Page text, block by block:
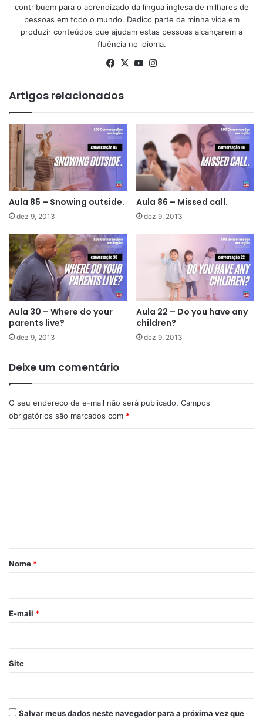
contribuem para o aprendizado da língua inglesa de milhares de
pessoas em todo o mundo. Dedico parte da minha vida em
produzir conteúdos que ajudam estas pessoas alcançarem a
fluência no idioma.
Facebook
X YouTube
Artigos relacionados
Aula 85 – Snowing outside.
dez 9, 2013
Aula 86 – Missed call.
dez 9, 2013
Aula 30 – Where do your
parents live?
dez 9, 2013
Aula 22 – Do you have any
children?
dez 9, 2013
Deixe um comentário
O seu endereço de e-mail não será publicado. Campos
obrigatórios são marcados com *
r
*
Nome *
E-mail *
Site
Salvar meus dados neste navegador para a próxima vez que